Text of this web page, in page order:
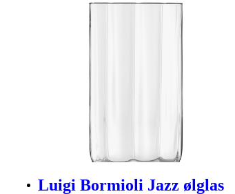
Luigi Bormioli Jazz ølglas